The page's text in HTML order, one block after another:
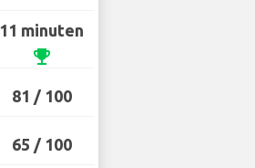
11 minuten
emoji_events
81 / 100
65 / 100